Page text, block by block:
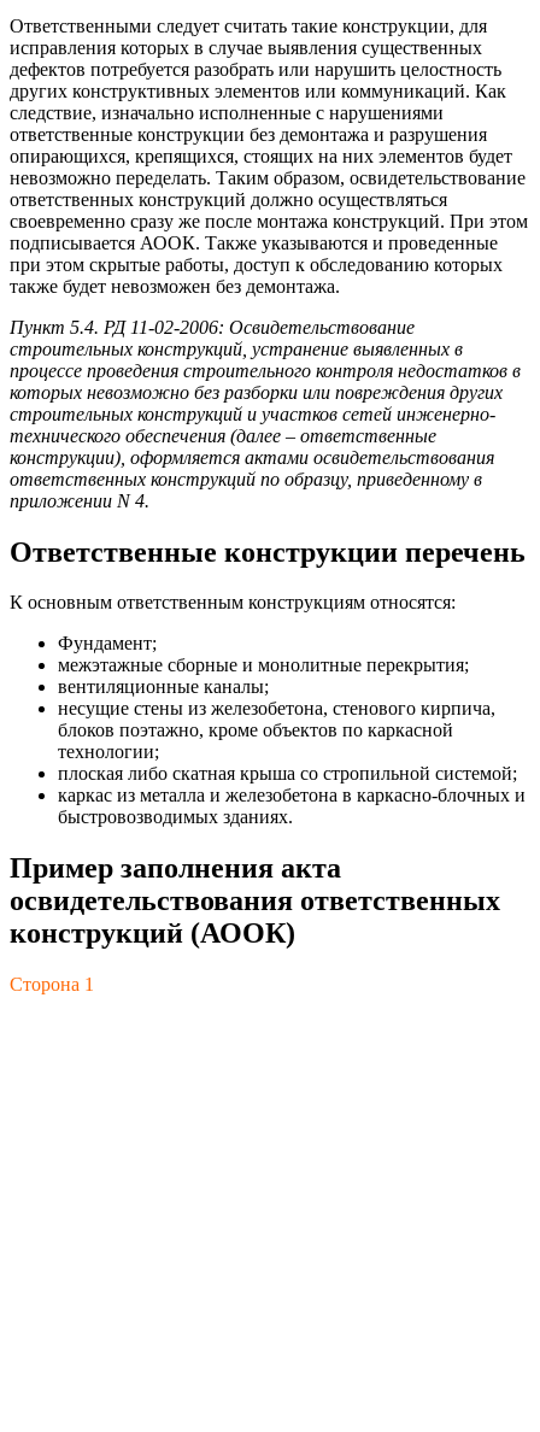
Ответственными следует считать такие конструкции, для
исправления которых в случае выявления существенных
дефектов потребуется разобрать или нарушить целостность
других конструктивных элементов или коммуникаций. Как
следствие, изначально исполненные с нарушениями
ответственные конструкции без демонтажа и разрушения
опирающихся, крепящихся, стоящих на них элементов будет
невозможно переделать. Таким образом, освидетельствование
ответственных конструкций должно осуществляться
своевременно сразу же после монтажа конструкций. При этом
подписывается АООК. Также указываются и проведенные
при этом скрытые работы, доступ к обследованию которых
также будет невозможен без демонтажа.
Пункт 5.4. РД 11-02-2006: Освидетельствование
строительных конструкций, устранение выявленных в
процессе проведения строительного контроля недостатков в
которых невозможно без разборки или повреждения других
строительных конструкций и участков сетей инженерно-
технического обеспечения (далее – ответственные
конструкции), оформляется актами освидетельствования
ответственных конструкций по образцу, приведенному в
приложении N 4.
Ответственные конструкции перечень
К основным ответственным конструкциям относятся:
Фундамент;
межэтажные сборные и монолитные перекрытия;
вентиляционные каналы;
несущие стены из железобетона, стенового кирпича,
блоков поэтажно, кроме объектов по каркасной
технологии;
плоская либо скатная крыша со стропильной системой;
каркас из металла и железобетона в каркасно-блочных и
быстровозводимых зданиях.
Пример заполнения акта
освидетельствования ответственных
конструкций (АООК)
Сторона 1